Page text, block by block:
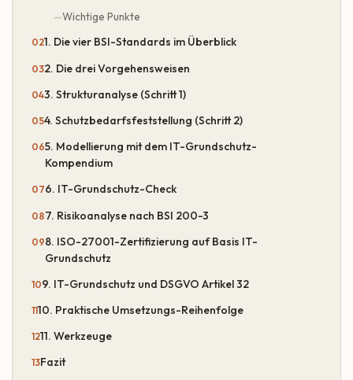
Wichtige Punkte
1. Die vier BSI-Standards im Überblick
2. Die drei Vorgehensweisen
3. Strukturanalyse (Schritt 1)
4. Schutzbedarfsfeststellung (Schritt 2)
5. Modellierung mit dem IT-Grundschutz-
Kompendium
6. IT-Grundschutz-Check
7. Risikoanalyse nach BSI 200-3
8. ISO-27001-Zertifizierung auf Basis IT-
Grundschutz
9. IT-Grundschutz und DSGVO Artikel 32
10. Praktische Umsetzungs-Reihenfolge
11. Werkzeuge
Fazit